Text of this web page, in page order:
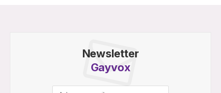
Newsletter
Gayvox